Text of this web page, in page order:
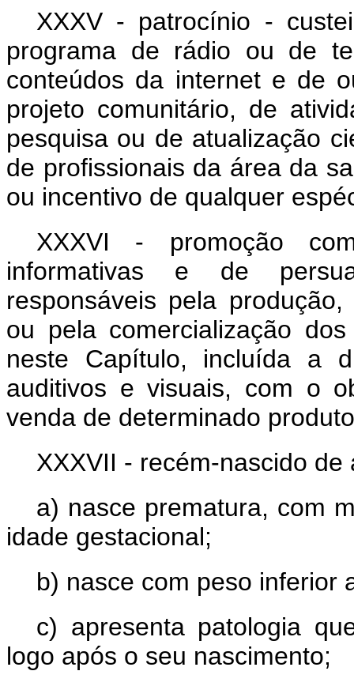
XXXV - patrocínio -
programa de rádio ou de
conteúdos da internet e de
projeto comunitário, de
pesquisa ou de atualização
de profissionais da área da
ou incentivo de qualquer
XXXVI - promoção
informativas e de
responsáveis pela
ou pela comercialização
neste Capítulo, incluída a
auditivos e visuais, com o
venda de determinado
XXXVII - recém-nascido
a) nasce prematura, com
idade gestacional;
b) nasce com peso inferior
c) apresenta patologia
logo após o seu nascimento;